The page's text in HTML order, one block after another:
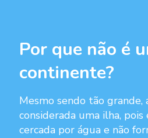
Por que não é
continente?
Mesmo sendo tão grande,
considerada uma ilha,
cercada por água e não